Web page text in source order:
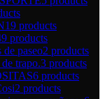
19 products
products
paseo2 products
trapo.3 products
6 products
2 products